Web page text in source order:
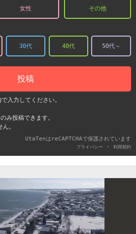
女性 その他
30代 40代 50代～
投稿
入力してください。
み投稿できます。
。
UtaTenはreCAPTCHAで保護されています
プライバシー - 利用契約